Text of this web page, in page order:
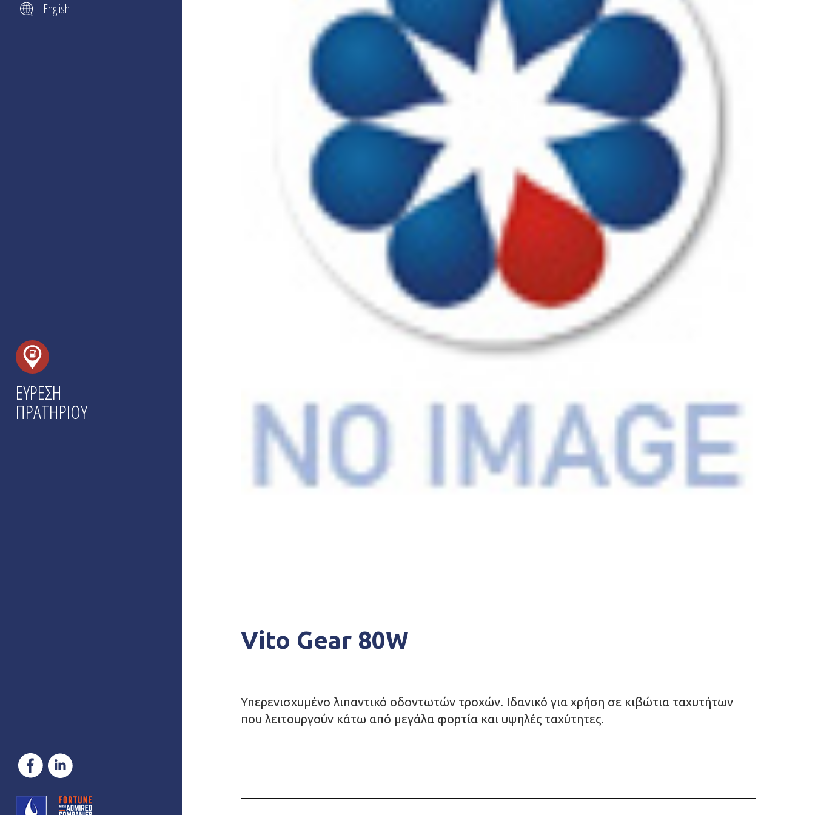
English
ΕΥΡΕΣΗ
ΠΡΑΤΗΡΙΟΥ
Vito Gear 80W
Υπερενισχυμένο λιπαντικό οδοντωτών τροχών. Ιδανικό για χρήση σε κιβώτια ταχυτήτων
που λειτουργούν κάτω από μεγάλα φορτία και υψηλές ταχύτητες.